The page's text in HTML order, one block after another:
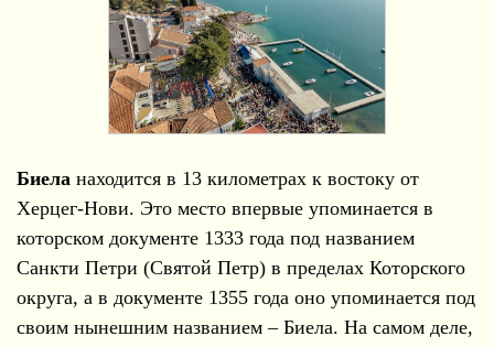
Биела находится в 13 километрах к востоку от
Херцег-Нови. Это место впервые упоминается в
которском документе 1333 года под названием
Санкти Петри (Святой Петр) в пределах Которского
округа, а в документе 1355 года оно упоминается под
своим нынешним названием – Биела. На самом деле,